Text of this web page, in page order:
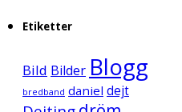
Etiketter
Bild Bilder Blogg
bredband daniel dejt